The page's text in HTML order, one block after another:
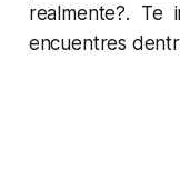
realmente?. Te
encuentres